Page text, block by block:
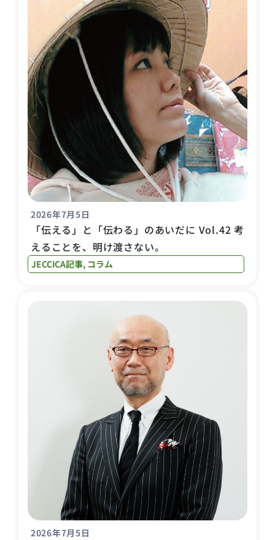
2026年7月5日
「伝える」と「伝わる」のあいだに Vol.42 考
えることを、明け渡さない。
JECCICA記事, コラム
2026年7月5日